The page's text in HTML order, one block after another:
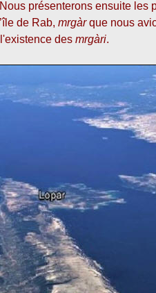
présenterons ensuite les
de Rab, mrgàrque nous
des mrgàri.